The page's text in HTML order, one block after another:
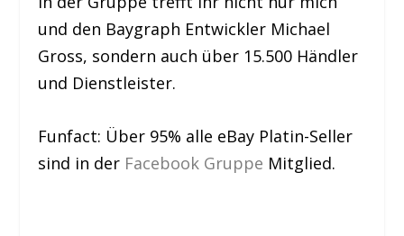
und den Baygraph Entwickler Michael
Gross, sondern auch über 15.500 Händler
und Dienstleister.
Funfact: Über 95% alle eBay Platin-Seller
sind in der Facebook Gruppe Mitglied.